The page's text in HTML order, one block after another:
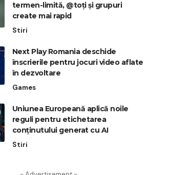
termen-limită, @toți și grupuri
create mai rapid
Stiri
Next Play Romania deschide
înscrierile pentru jocuri video aflate
în dezvoltare
Games
Uniunea Europeană aplică noile
reguli pentru etichetarea
conținutului generat cu AI
Stiri